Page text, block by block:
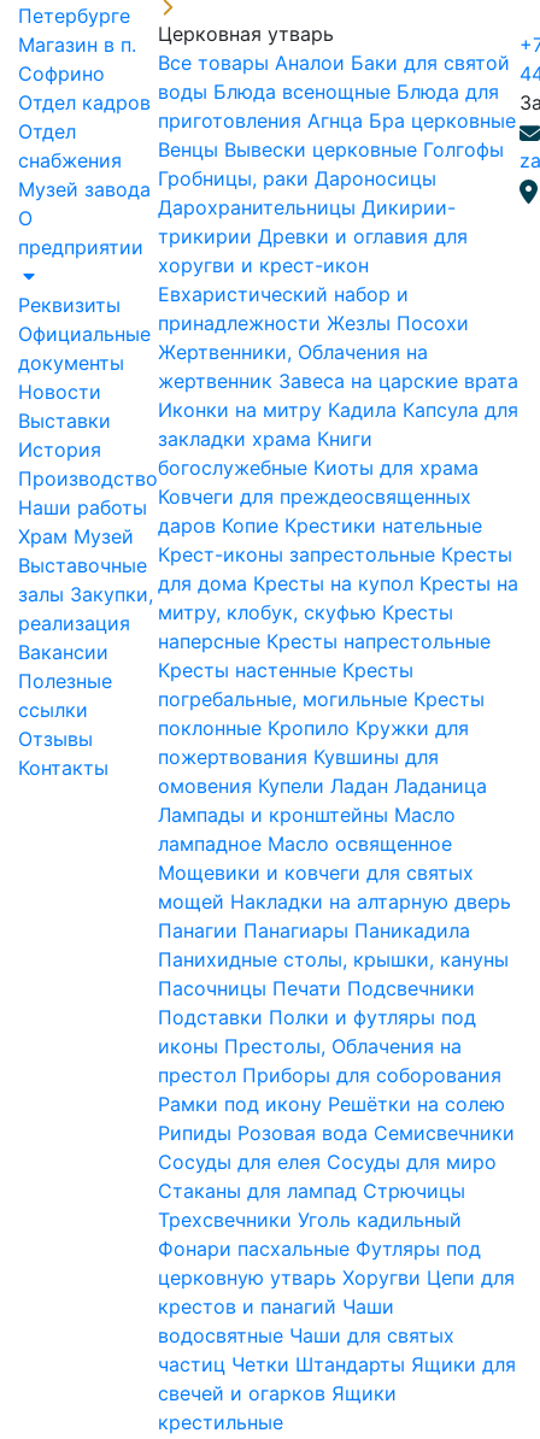
Петербурге
Магазин в п.
Софрино
Отдел кадров
Отдел
снабжения
Музей завода
О
предприятии
Реквизиты
Официальные
документы
Новости
Выставки
История
Производство
Наши работы
Храм Музей
Выставочные
залы Закупки,
реализация
Вакансии
Полезные
ссылки
Отзывы
Контакты
Церковная утварь
Все товары Аналои Баки для святой
воды Блюда всенощные Блюда для
приготовления Агнца Бра церковные
Венцы Вывески церковные Голгофы
Гробницы, раки Дароносицы
Дарохранительницы Дикирии-
трикирии Древки и оглавия для
хоругви и крест-икон
Евхаристический набор и
принадлежности Жезлы Посохи
Жертвенники, Облачения на
жертвенник Завеса на царские врата
Иконки на митру Кадила Капсула для
закладки храма Книги
богослужебные Киоты для храма
Ковчеги для преждеосвященных
даров Копие Крестики нательные
Крест-иконы запрестольные Кресты
для дома Кресты на купол Кресты на
митру, клобук, скуфью Кресты
наперсные Кресты напрестольные
Кресты настенные Кресты
погребальные, могильные Кресты
поклонные Кропило Кружки для
пожертвования Кувшины для
омовения Купели Ладан Ладаница
Лампады и кронштейны Масло
лампадное Масло освященное
Мощевики и ковчеги для святых
мощей Накладки на алтарную дверь
Панагии Панагиары Паникадила
Панихидные столы, крышки, кануны
Пасочницы Печати Подсвечники
Подставки Полки и футляры под
иконы Престолы, Облачения на
престол Приборы для соборования
Рамки под икону Решётки на солею
Рипиды Розовая вода Семисвечники
Сосуды для елея Сосуды для миро
Стаканы для лампад Стрючицы
Трехсвечники Уголь кадильный
Фонари пасхальные Футляры под
церковную утварь Хоругви Цепи для
крестов и панагий Чаши
водосвятные Чаши для святых
частиц Четки Штандарты Ящики для
свечей и огарков Ящики
крестильные